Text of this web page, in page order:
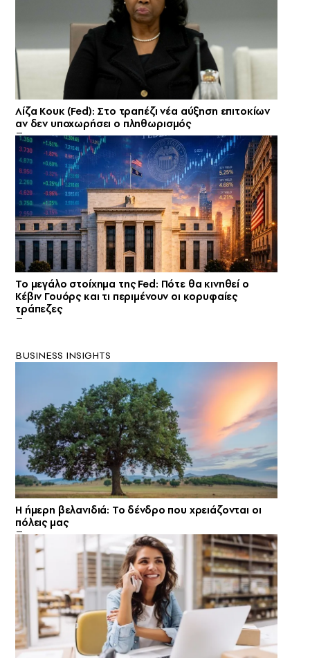
Λίζα Κουκ (Fed): Στο τραπέζι νέα αύξηση επιτοκίων
αν δεν υποχωρήσει ο πληθωρισμός
Το μεγάλο στοίχημα της Fed: Πότε θα κινηθεί ο
Κέβιν Γουόρς και τι περιμένουν οι κορυφαίες
τράπεζες
BUSINESS INSIGHTS
Η ήμερη βελανιδιά: Το δένδρο που χρειάζονται οι
πόλεις μας